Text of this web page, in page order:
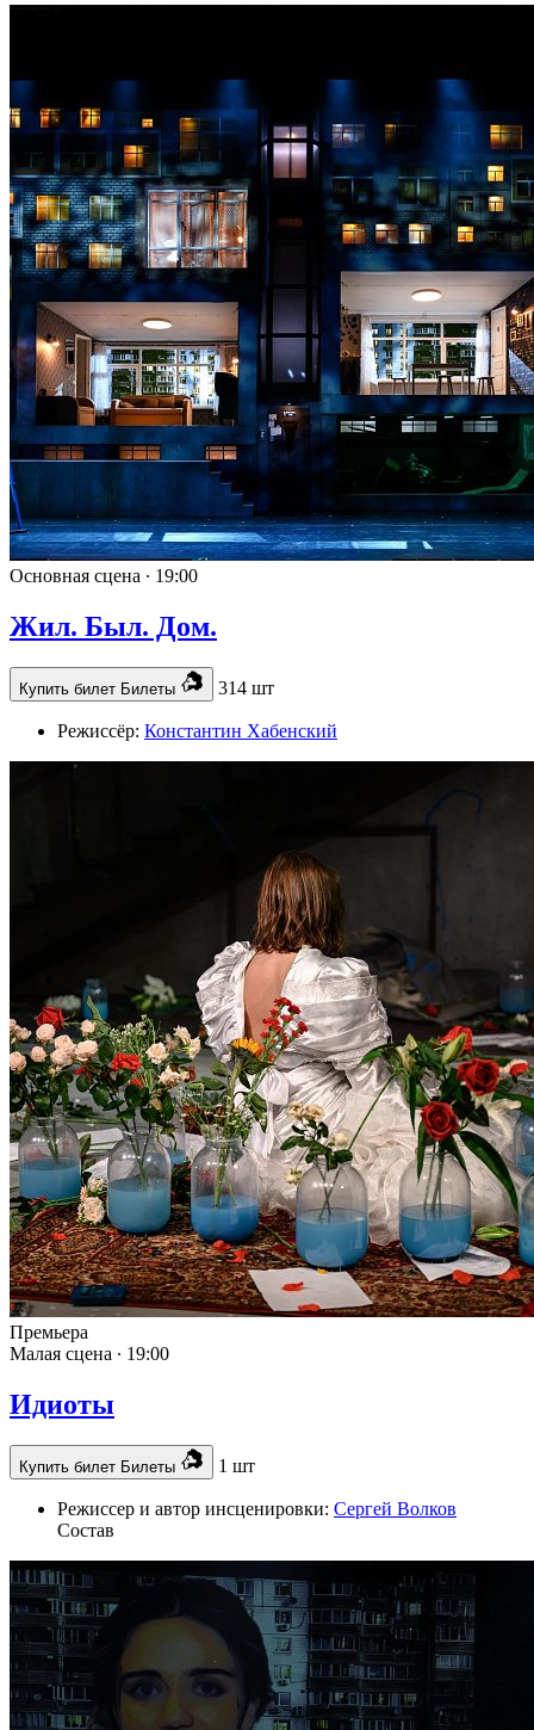
Основная сцена ∙ 19:00
Жил. Был. Дом.
Купить билет Билеты 314 шт
Режиссёр: Константин Хабенский
Премьера
Малая сцена ∙ 19:00
Идиоты
Купить билет Билеты 1 шт
Режиссер и автор инсценировки: Сергей Волков
Состав